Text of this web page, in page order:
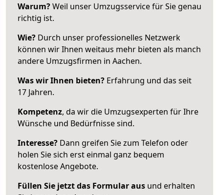
Warum?Weil unser Umzugsservice für Sie genau
richtig ist.
Wie? Durch unser professionelles Netzwerk
können wir Ihnen weitaus mehr bieten als manch
andere Umzugsfirmen in Aachen.
Was wir Ihnen bieten? Erfahrung und das seit
17 Jahren.
Kompetenz, da wir die Umzugsexperten für Ihre
Wünsche und Bedürfnisse sind.
Interesse? Dann greifen Sie zum Telefon oder
holen Sie sich erst einmal ganz bequem
kostenlose Angebote.
Füllen Sie jetzt das Formular aus und erhalten